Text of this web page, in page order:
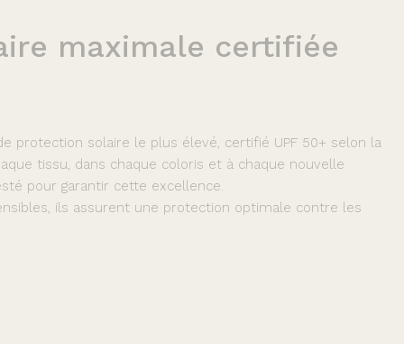
maximale certifiée
protection solaire le plus élevé, certifié UPF 50+ selon la
tissu, dans chaque coloris et à chaque nouvelle
pour garantir cette excellence.
ils assurent une protection optimale contre les